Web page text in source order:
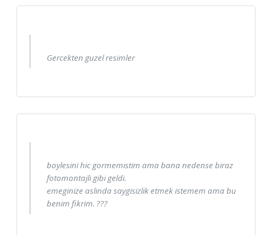
Gercekten guzel resimler
boylesini hic gormemistim ama bana nedense biraz
fotomontajli gibi geldi.
emeginize aslinda saygisizlik etmek istemem ama bu
benim fikrim. ???